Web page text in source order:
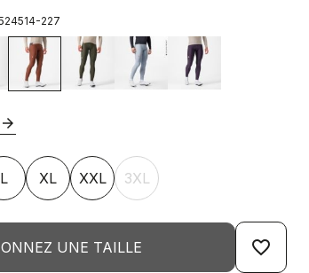
227
arrow_forward
L XL XXL 3XL
UNE TAILLE favorite_border